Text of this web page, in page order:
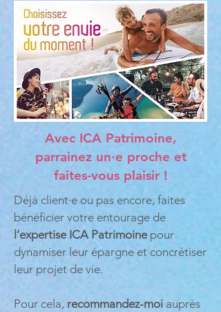
Avec ICA Patrimoine,
parrainez un·e proche et
faites-vous plaisir !
Déjà client·e ou pas encore, faites
bénéficier votre entourage de
l’expertise ICA Patrimoinepour
dynamiser leur épargne et concrétiser
leur projet de vie.
Pour cela, recommandez-moi auprès